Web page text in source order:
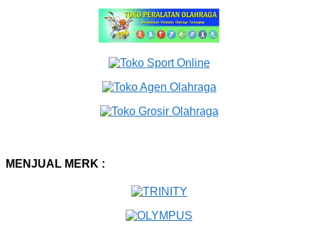
MENJUAL MERK :